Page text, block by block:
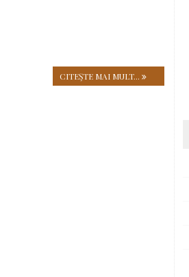
CITEŞTE MAI MULT...